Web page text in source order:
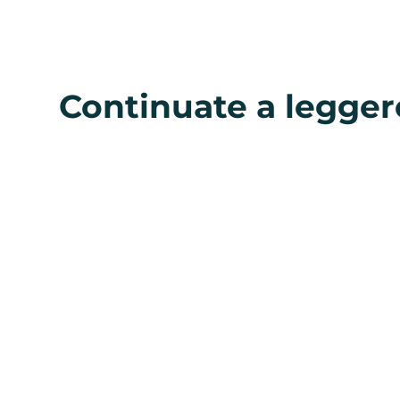
Continuate a